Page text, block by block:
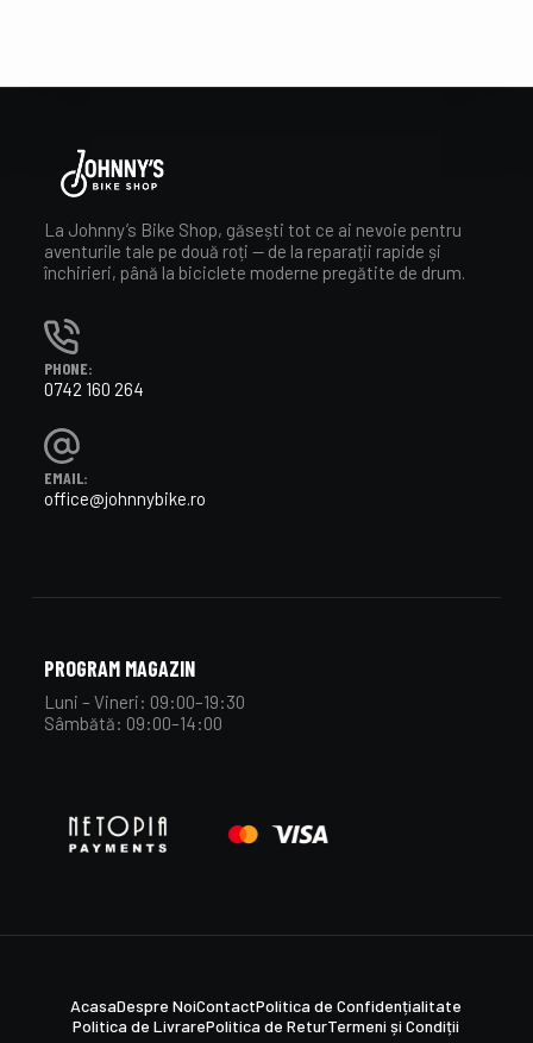
La Johnny’s Bike Shop, găsești tot ce ai nevoie pentru
aventurile tale pe două roți — de la reparații rapide și
închirieri, până la biciclete moderne pregătite de drum.
PHONE:
0742 160 264
EMAIL:
office@johnnybike.ro
PROGRAM MAGAZIN
Luni – Vineri: 09:00–19:30
Sâmbătă: 09:00–14:00
AcasaDespre NoiContactPolitica de Confidențialitate
Politica de LivrarePolitica de ReturTermeni și Condiții